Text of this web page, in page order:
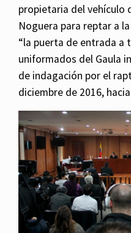
propietaria del vehículo
Noguera para reptar a
“la puerta de entrada a
uniformados del Gaula
de indagación por el
diciembre de 2016,